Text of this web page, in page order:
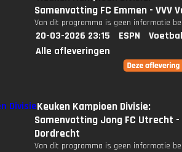
Samenvatting FC Emmen - VVV
Van dit programma is geen informatie
20-03-2026 23:15 ESPN
Alle afleveringen
Keuken Kampioen Divisie:
Samenvatting Jong FC Utrecht -
Dordrecht
Van dit programma is geen informatie